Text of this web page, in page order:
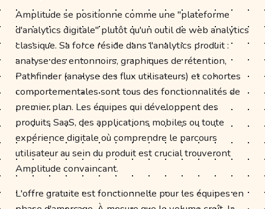
Amplitude se positionne comme une "plateforme
d'analytics digitale" plutôt qu'un outil de web analytics
classique. Sa force réside dans l'analytics produit :
analyse des entonnoirs, graphiques de rétention,
Pathfinder (analyse des flux utilisateurs) et cohortes
comportementales sont tous des fonctionnalités de
premier plan. Les équipes qui développent des
produits SaaS, des applications mobiles ou toute
expérience digitale où comprendre le parcours
utilisateur au sein du produit est crucial trouveront
Amplitude convaincant.
L'offre gratuite est fonctionnelle pour les équipes en